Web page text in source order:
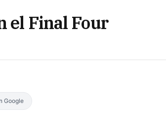
el Final Four
Google